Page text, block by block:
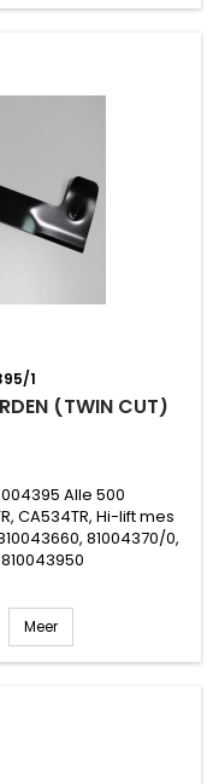
1
(TWIN CUT)
Alle 500
CA534TR, Hi-lift mes
81004370/0,
Meer